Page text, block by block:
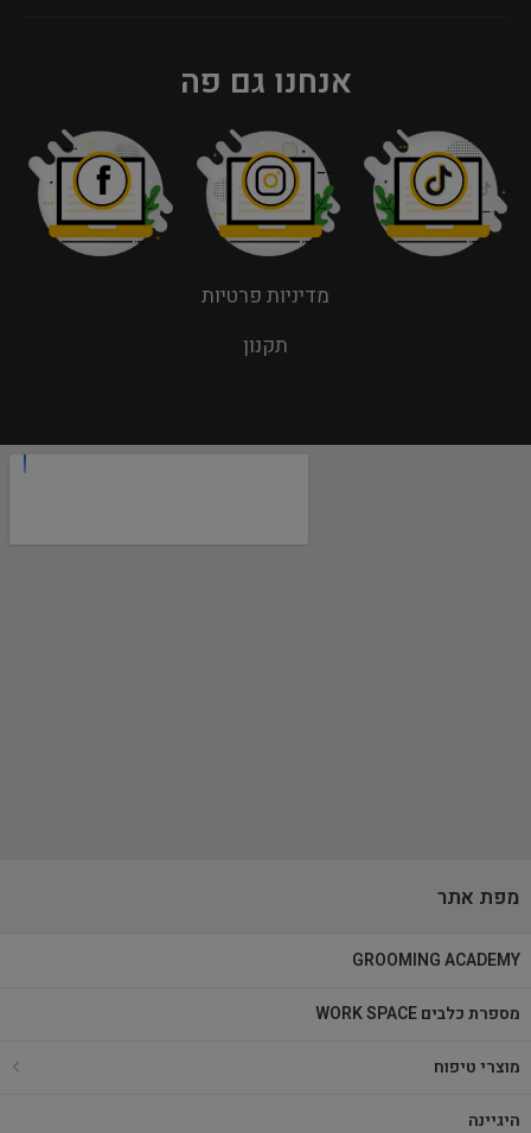
אנחנו גם פה
מדיניות פרטיות
תקנון
מפת אתר
GROOMING ACADEMY
מספרת כלבים WORK SPACE
מוצרי טיפוח
היגיינה